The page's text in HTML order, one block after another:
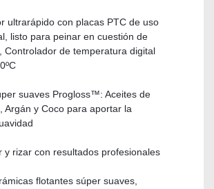
ultrarápido con placas PTC de uso
listo para peinar en cuestión de
Controlador de temperatura digital
suaves Progloss™: Aceites de
Argán y Coco para aportar la
y rizar con resultados profesionales
flotantes súper suaves,